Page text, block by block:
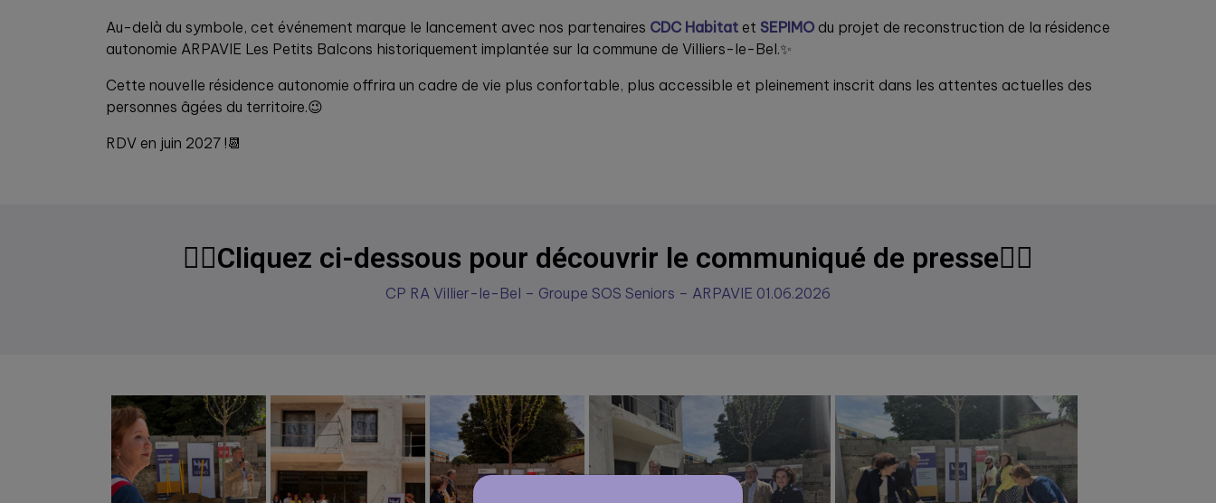
Au-delà du symbole, cet événement marque le lancement avec nos partenaires CDC Habitat et SEPIMO du projet de reconstruction de la résidence
autonomie ARPAVIE Les Petits Balcons historiquement implantée sur la commune de Villiers-le-Bel.✨
Cette nouvelle résidence autonomie offrira un cadre de vie plus confortable, plus accessible et pleinement inscrit dans les attentes actuelles des
personnes âgées du territoire.😉
RDV en juin 2027 !📆
👇🏼Cliquez ci-dessous pour découvrir le communiqué de presse👇🏼
CP RA Villier-le-Bel – Groupe SOS Seniors – ARPAVIE 01.06.2026